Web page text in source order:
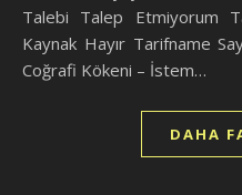
Talebi Talep Etmiyorum
Kaynak Hayır Tarifname
Coğrafi Kökeni – İstem…
DAHA